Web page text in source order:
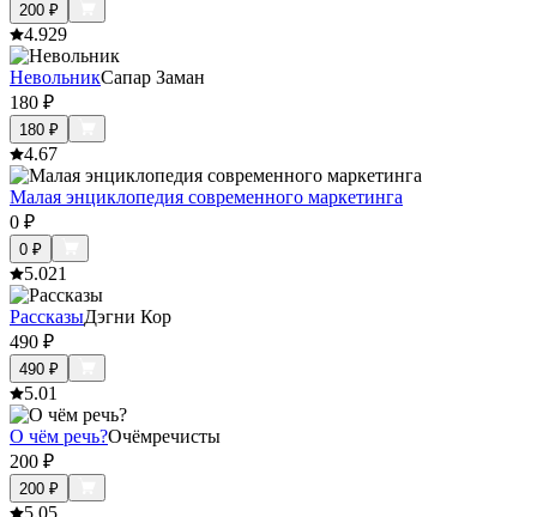
200 ₽
4.929
НевольникСапар Заман
180 ₽
180 ₽
4.67
Малая энциклопедия современного маркетинга
0 ₽
0 ₽
5.021
РассказыДэгни Кор
490 ₽
490 ₽
5.01
О чём речь?Очёмречисты
200 ₽
200 ₽